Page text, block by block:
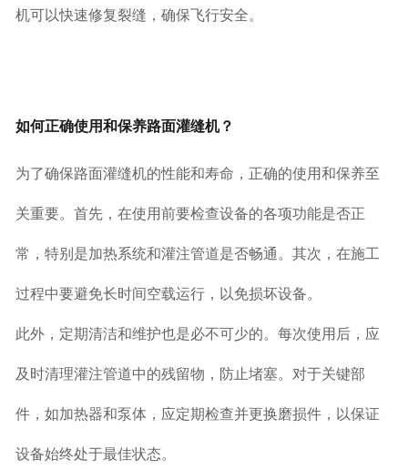
机可以快速修复裂缝，确保飞行安全。
如何正确使用和保养路面灌缝机？
为了确保路面灌缝机的性能和寿命，正确的使用和保养至
关重要。首先，在使用前要检查设备的各项功能是否正
常，特别是加热系统和灌注管道是否畅通。其次，在施工
过程中要避免长时间空载运行，以免损坏设备。
此外，定期清洁和维护也是必不可少的。每次使用后，应
及时清理灌注管道中的残留物，防止堵塞。对于关键部
件，如加热器和泵体，应定期检查并更换磨损件，以保证
设备始终处于最佳状态。